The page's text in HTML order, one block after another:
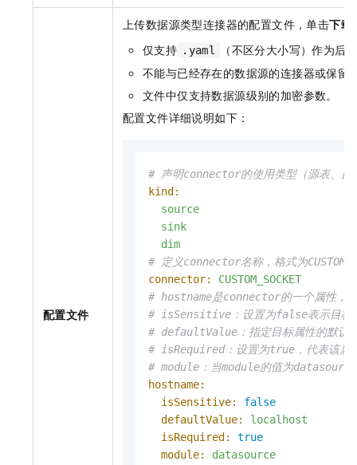
配置文件
上传数据源类型连接器的配置文件，单击下载
仅支持 .yaml
（不区分大小写）作为后
不能与已经存在的数据源的连接器或保留
文件中仅支持数据源级别的加密参数。
配置文件详细说明如下：
# 声明connector的使用类型（源表、目
kind:
source
sink
dim
# 定义connector名称，格式为
connector:
CUSTOM_SOCKET
# hostname是connector的一个属性，
# isSensitive：设置为false表示目标
# defaultValue：指定目标属性的默认
# isRequired：设置为true，代表该属
# module：当module的值为datasource
hostname:
isSensitive:
false
defaultValue:
localhost
isRequired:
true
module:
datasource